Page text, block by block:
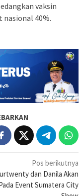
vaksin
nasional 40%.
Pos berikutnya
dan Danila Akan
Event Sumatera City